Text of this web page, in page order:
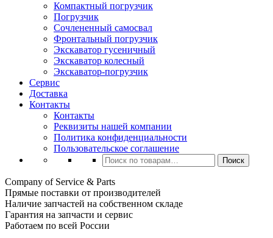
Компактный погрузчик
Погрузчик
Сочлененный самосвал
Фронтальный погрузчик
Экскаватор гусеничный
Экскаватор колесный
Экскаватор-погрузчик
Сервис
Доставка
Контакты
Контакты
Реквизиты нашей компании
Политика конфиденциальности
Пользовательское соглашение
Искать:
Поиск
Company of Service & Parts
Прямые поставки от производителей
Наличие запчастей на собственном складе
Гарантия на запчасти и сервис
Работаем по всей России